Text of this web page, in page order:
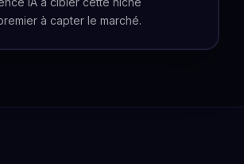
à capter le marché.